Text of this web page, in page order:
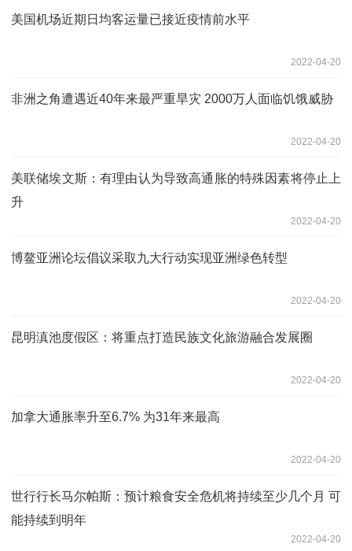
美国机场近期日均客运量已接近疫情前水平
2022-04-20
非洲之角遭遇近40年来最严重旱灾 2000万人面临饥饿威胁
2022-04-20
美联储埃文斯：有理由认为导致高通胀的特殊因素将停止上
升
2022-04-20
博鳌亚洲论坛倡议采取九大行动实现亚洲绿色转型
2022-04-20
昆明滇池度假区：将重点打造民族文化旅游融合发展圈
2022-04-20
加拿大通胀率升至6.7% 为31年来最高
2022-04-20
世行行长马尔帕斯：预计粮食安全危机将持续至少几个月 可
能持续到明年
2022-04-20